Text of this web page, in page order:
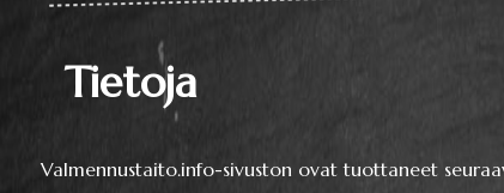
Tietoja
Valmennustaito.info-sivuston ovat tuottaneet